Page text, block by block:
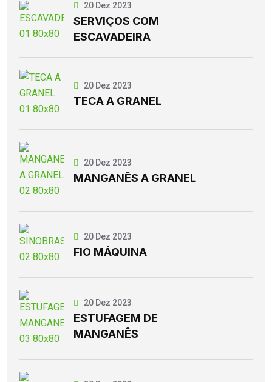
20 Dez 2023
SERVIÇOS COM
ESCAVADEIRA
20 Dez 2023
TECA A GRANEL
20 Dez 2023
MANGANÊS A GRANEL
20 Dez 2023
FIO MÁQUINA
20 Dez 2023
ESTUFAGEM DE
MANGANÊS